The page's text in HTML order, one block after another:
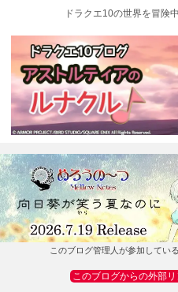
ドラクエ10の世界を冒険
このブログ管理人が参加してい
このブログからの外部